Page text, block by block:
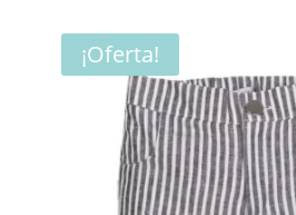
¡Oferta!